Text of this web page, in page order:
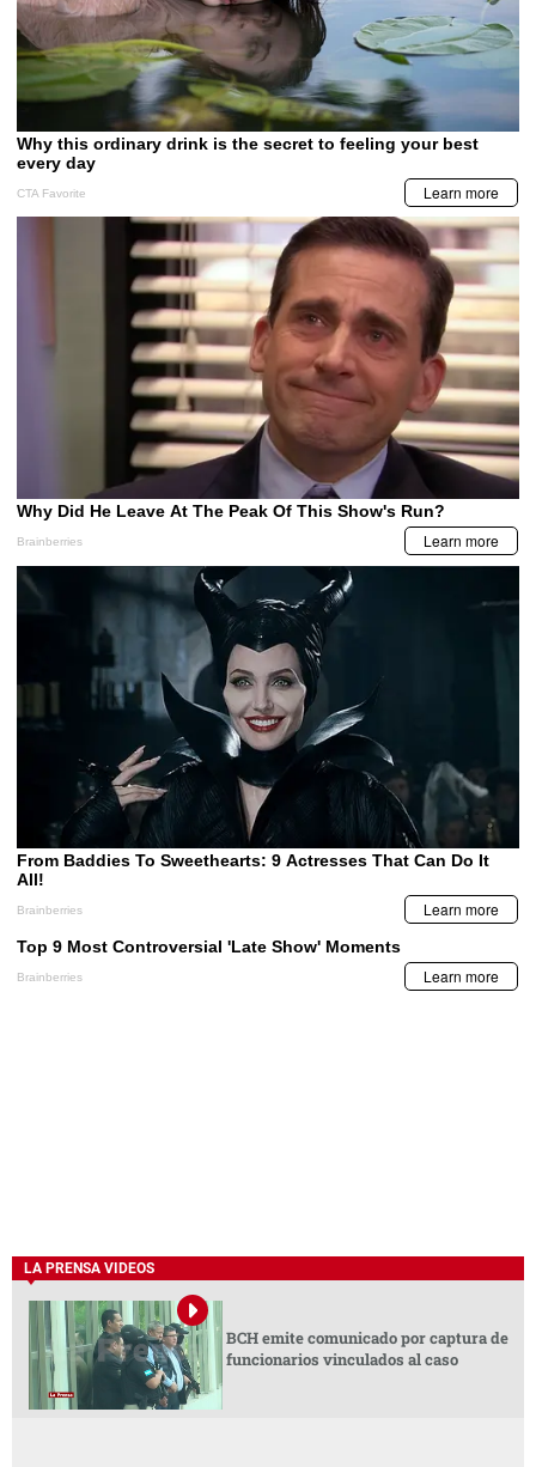
LA PRENSA VIDEOS
BCH emite comunicado por captura de
funcionarios vinculados al caso